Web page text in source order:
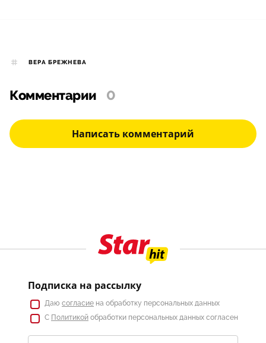
ВЕРА БРЕЖНЕВА
Комментарии 0
Написать комментарий
Подписка на рассылку
Даю согласие на обработку персональных данных
С Политикой обработки персональных данных согласен